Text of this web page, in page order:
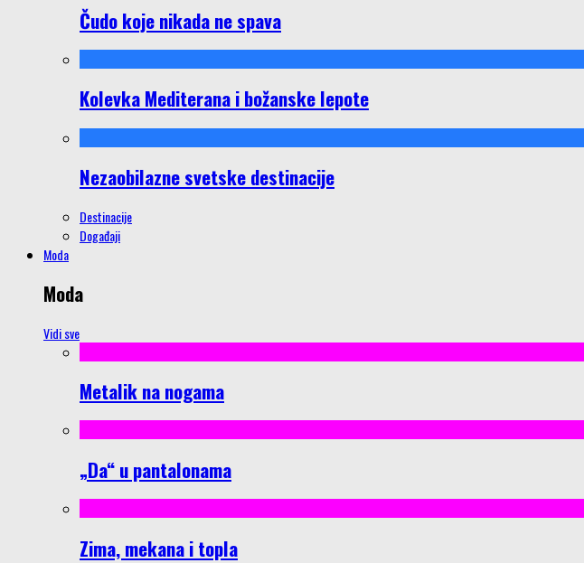
Čudo koje nikada ne spava
Kolevka Mediterana i božanske lepote
Nezaobilazne svetske destinacije
Destinacije
Događaji
Moda
Moda
Vidi sve
Metalik na nogama
„Da“ u pantalonama
Zima, mekana i topla